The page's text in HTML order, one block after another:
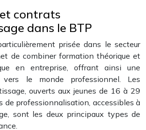
contrats
dans le BTP
prisée dans le secteur
de combiner formation théorique et
en entreprise, offrant ainsi une
vers le monde professionnel. Les
ouverts aux jeunes de 16 à 29
de professionnalisation, accessibles à
sont les deux principaux types de